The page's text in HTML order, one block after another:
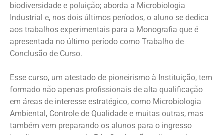
biodiversidade e poluição; aborda a Microbiologia
Industrial e, nos dois últimos períodos, o aluno se dedica
aos trabalhos experimentais para a Monografia que é
apresentada no último período como Trabalho de
Conclusão de Curso.
Esse curso, um atestado de pioneirismo à Instituição, tem
formado não apenas profissionais de alta qualificação
em áreas de interesse estratégico, como Microbiologia
Ambiental, Controle de Qualidade e muitas outras, mas
também vem preparando os alunos para o ingresso